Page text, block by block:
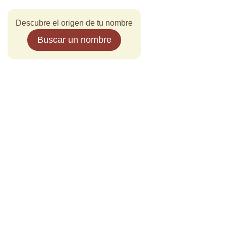
Descubre el origen de tu nombre
Buscar un nombre